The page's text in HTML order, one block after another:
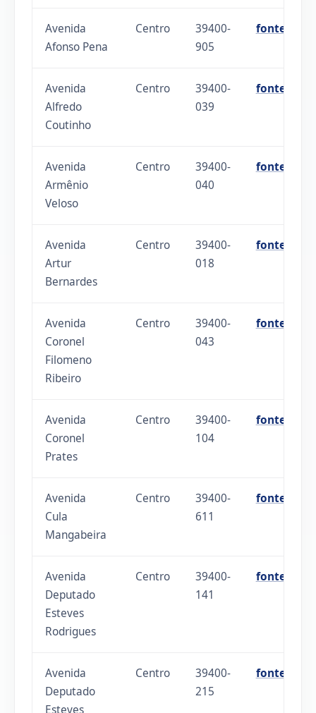
Avenida
Afonso Pena
Centro
39400-
905
fonte
Avenida
Alfredo
Coutinho
Centro
39400-
039
fonte
Avenida
Armênio
Veloso
Centro
39400-
040
fonte
Avenida
Artur
Bernardes
Centro
39400-
018
fonte
Avenida
Coronel
Filomeno
Ribeiro
Centro
39400-
043
fonte
Avenida
Coronel
Prates
Centro
39400-
104
fonte
Avenida
Cula
Mangabeira
Centro
39400-
611
fonte
Avenida
Deputado
Esteves
Rodrigues
Centro
39400-
141
fonte
Avenida
Deputado
Esteves
Centro
39400-
215
fonte